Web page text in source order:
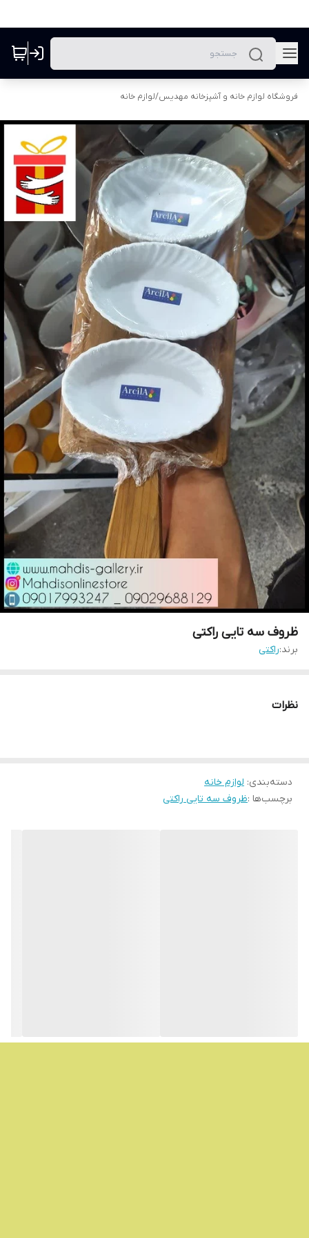
فروشگاه لوازم خانه و آشپزخانه مهدیس/لوازم خانه
ظروف سه تایی راکتی
برند:راکتی
نظرات
دسته‌بندی: لوازم خانه
برچسب‌ها :ظروف سه تایی راکتی